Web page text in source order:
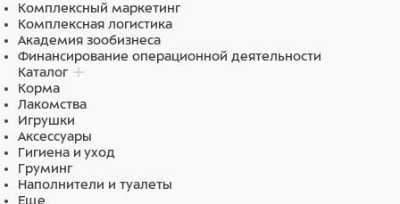
Комплексный маркетинг
Комплексная логистика
Академия зообизнеса
Финансирование операционной деятельности
Каталог
Корма
Лакомства
Игрушки
Аксессуары
Гигиена и уход
Груминг
Наполнители и туалеты
Еще